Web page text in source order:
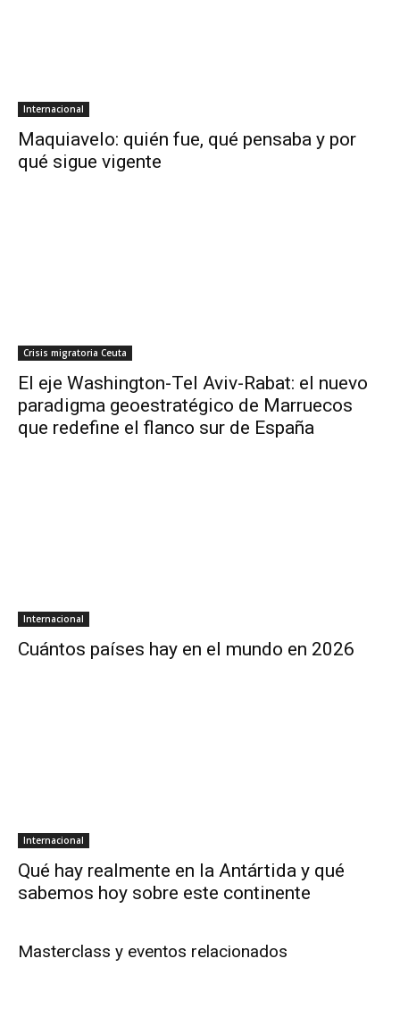
Internacional
Maquiavelo: quién fue, qué pensaba y por
qué sigue vigente
Crisis migratoria Ceuta
El eje Washington-Tel Aviv-Rabat: el nuevo
paradigma geoestratégico de Marruecos
que redefine el flanco sur de España
Internacional
Cuántos países hay en el mundo en 2026
Internacional
Qué hay realmente en la Antártida y qué
sabemos hoy sobre este continente
Masterclass y eventos relacionados